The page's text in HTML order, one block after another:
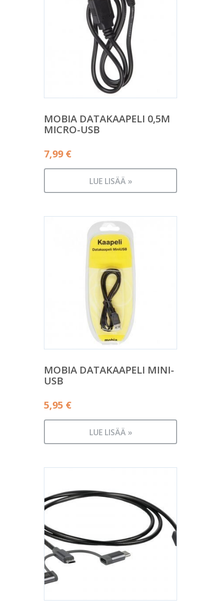
MOBIA DATAKAAPELI 0,5M
MICRO-USB
7,99 €
LUE LISÄÄ »
MOBIA DATAKAAPELI MINI-
USB
5,95 €
LUE LISÄÄ »